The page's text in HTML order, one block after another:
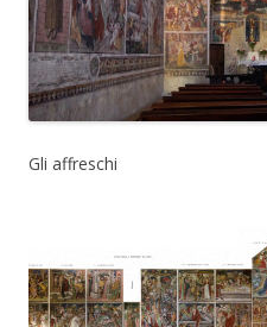
Gli affreschi